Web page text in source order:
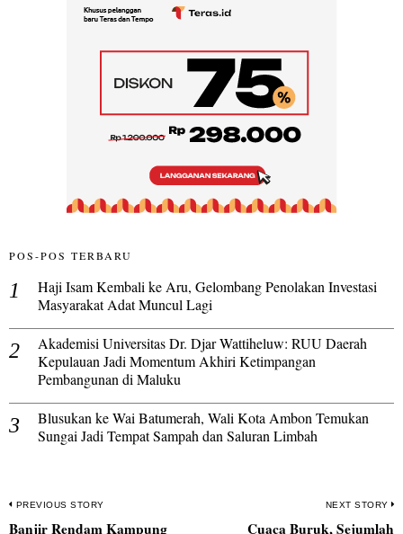
POS-POS TERBARU
Haji Isam Kembali ke Aru, Gelombang Penolakan Investasi
Masyarakat Adat Muncul Lagi
Akademisi Universitas Dr. Djar Wattiheluw: RUU Daerah
Kepulauan Jadi Momentum Akhiri Ketimpangan
Pembangunan di Maluku
Blusukan ke Wai Batumerah, Wali Kota Ambon Temukan
Sungai Jadi Tempat Sampah dan Saluran Limbah
Navigasi
PREVIOUS STORY
Previous
Banjir Rendam Kampung
NEXT STORY
Cuaca Buruk, Sejumlah